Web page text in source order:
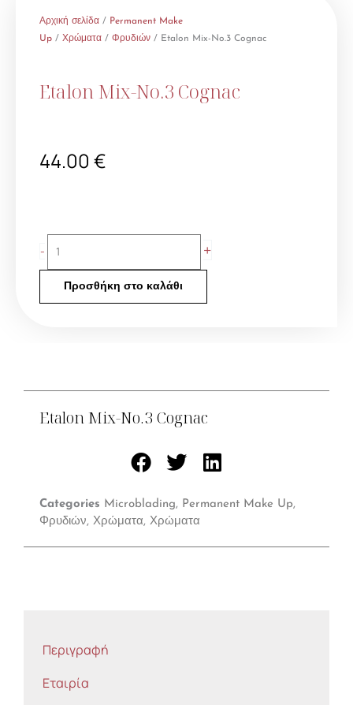
Αρχική σελίδα / Permanent Make
Up / Χρώματα / Φρυδιών / Etalon Mix-No.3 Cognac
Etalon Mix-No.3 Cognac
44.00 €
-
Mix-
Cognac
+
Προσθήκη στο καλάθι
Etalon Mix-No.3 Cognac
Categories Microblading, Permanent Make Up,
Φρυδιών, Χρώματα, Χρώματα
Περιγραφή
Εταιρία